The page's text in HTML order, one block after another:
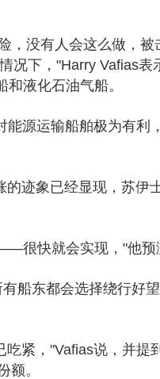
，没有人会这么做，
况下，"Harry Vafias表
液化石油气船。
能源运输船舶极为有利
迹象已经显现，苏伊
很快就会实现，"他预
船东都会选择绕行好
紧，"Vafias说，并提
额。